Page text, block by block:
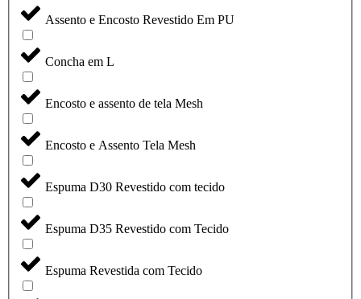
Assento e Encosto Revestido Em PU
Concha em L
Encosto e assento de tela Mesh
Encosto e Assento Tela Mesh
Espuma D30 Revestido com tecido
Espuma D35 Revestido com Tecido
Espuma Revestida com Tecido